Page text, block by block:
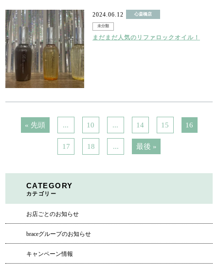
2024.06.12 心斎橋店
未分類
まだまだ人気のリファロックオイル！
« 先頭 ... 10 ... 14 15 16
17 18 ... 最後 »
CATEGORY
カテゴリー
お店ごとのお知らせ
braceグループのお知らせ
キャンペーン情報